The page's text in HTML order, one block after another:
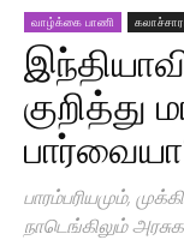
வாழ்க்கை பாணி
குறித்து
பாரம்பரியமும்,
நாடெங்கிலும்